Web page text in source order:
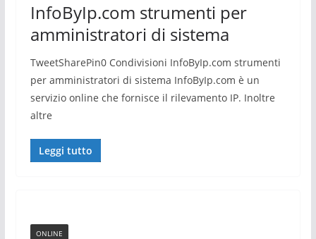
InfoByIp.com strumenti per
amministratori di sistema
TweetSharePin0 Condivisioni InfoByIp.com strumenti
per amministratori di sistema InfoByIp.com è un
servizio online che fornisce il rilevamento IP. Inoltre
altre
Leggi tutto
ONLINE